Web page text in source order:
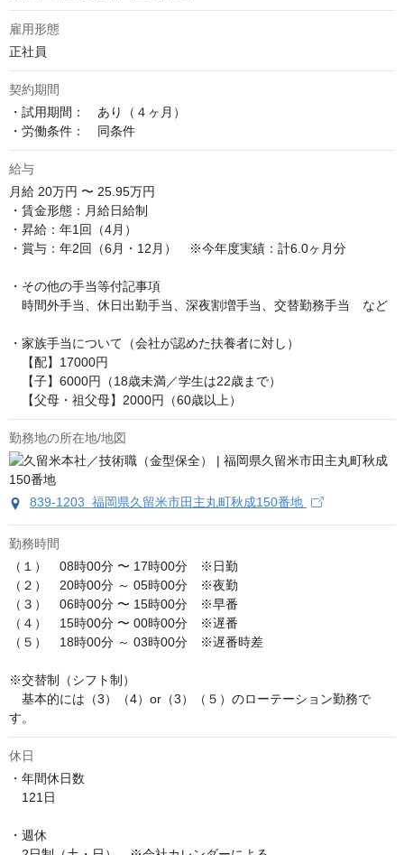
雇用形態
正社員
契約期間
・試用期間：　あり（４ヶ月）
・労働条件：　同条件
給与
月給 20万円 〜 25.95万円
・賃金形態：月給日給制
・昇給：年1回（4月）
・賞与：年2回（6月・12月）　※今年度実績：計6.0ヶ月分
・その他の手当等付記事項
時間外手当、休日出勤手当、深夜割増手当、交替勤務手当　など
・家族手当について（会社が認めた扶養者に対し）
【配】17000円
【子】6000円（18歳未満／学生は22歳まで）
【父母・祖父母】2000円（60歳以上）
勤務地の所在地/地図
839-1203 福岡県久留米市田主丸町秋成150番地
勤務時間
（１）　08時00分 〜 17時00分　※日勤
（２）　20時00分 ～ 05時00分　※夜勤
（３）　06時00分 〜 15時00分　※早番
（４）　15時00分 〜 00時00分　※遅番
（５）　18時00分 ～ 03時00分　※遅番時差
※交替制（シフト制）
基本的には（3）（4）or（3）（５）のローテーション勤務で
す。
休日
・年間休日数
121日
・週休